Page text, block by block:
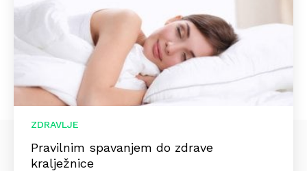
ZDRAVLJE
Pravilnim spavanjem do zdrave
kralježnice